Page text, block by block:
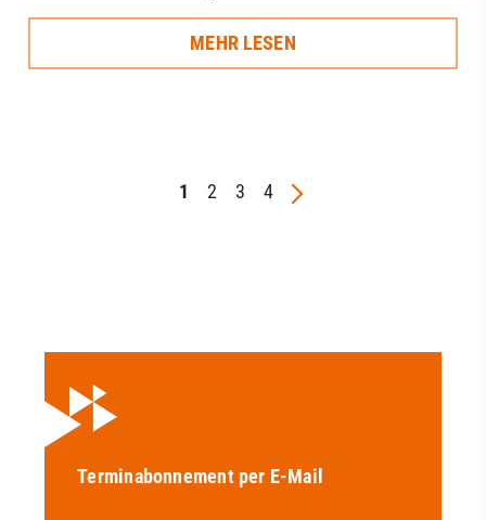
MEHR LESEN
1 2 3 4
Terminabonnement per E-Mail